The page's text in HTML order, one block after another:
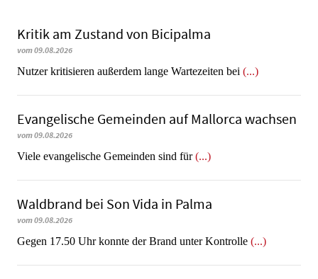
Kritik am Zustand von Bicipalma
vom 09.08.2026
Nutzer kritisieren außerdem lange Wartezeiten bei (...)
Evangelische Gemeinden auf Mallorca wachsen
vom 09.08.2026
Viele evangelische Gemeinden sind für(...)
Waldbrand bei Son Vida in Palma
vom 09.08.2026
Gegen 17.50 Uhr konnte der Brand unter Kontrolle (...)